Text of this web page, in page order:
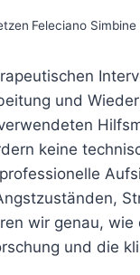
Feleciano Simbine
und
keine
wir genau,
und die